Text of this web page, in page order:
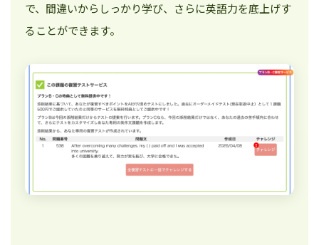
で、間違いからしっかり学び、さらに英語力を底上げす
ることができます。